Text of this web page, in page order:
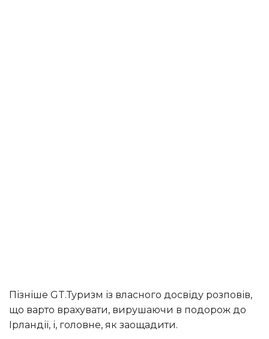
Пізніше GT.Туризм із власного досвіду розповів,
що варто врахувати, вирушаючи в подорож до
Ірландії, і, головне, як заощадити.